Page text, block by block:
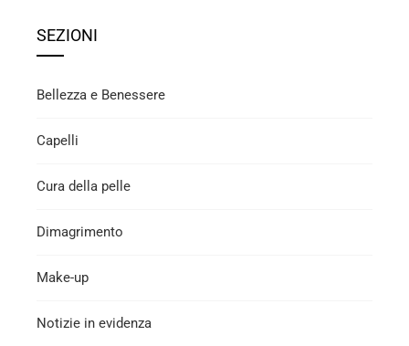
SEZIONI
Bellezza e Benessere
Capelli
Cura della pelle
Dimagrimento
Make-up
Notizie in evidenza